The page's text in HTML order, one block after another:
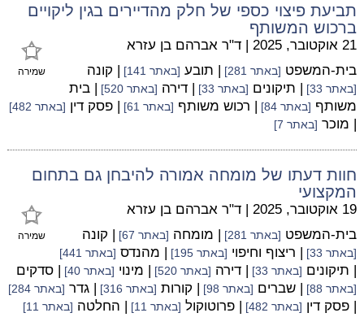
תביעת פיצוי כספי של חלק מהדיירים בגין ליקויים
ברכוש המשותף
שמירה
21 אוקטובר, 2025 | ד"ר אברהם בן עזרא
בית-המשפט [באתר 281] | תובע [באתר 141] | קונה
[באתר 33] | תיקונים [באתר 33] | דירה [באתר 520]
| בית
משותף [באתר 84] | רכוש משותף [באתר 61] | פסק דין [באתר 482]
| מוכר [באתר 7]
חוות דעתו של מומחה אמורה להיבחן גם בתחום
המקצועי
שמירה
19 אוקטובר, 2025 | ד"ר אברהם בן עזרא
בית-המשפט [באתר 281] | מומחה [באתר 67] | קונה
[באתר 33] | ריצוף וחיפוי [באתר 195] | מהנדס [באתר 441]
| תיקונים [באתר 33] | דירה [באתר 520] | מינוי [באתר 40] | סדקים
[באתר 88] | שברים [באתר 98] | קורות [באתר 316] | גדר [באתר 284]
| פסק דין [באתר 482] | פרוטוקול [באתר 11] | החלטה [באתר 11]